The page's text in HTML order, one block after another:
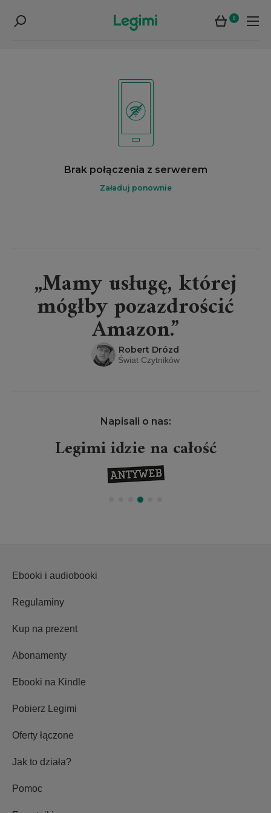
0
Brak połączenia z serwerem
Załaduj ponownie
„Mamy usługę, której
mógłby pozazdrościć
Amazon.”
Robert Drózd
Świat Czytników
Napisali o nas:
Legimi idzie na całość
Ebooki i audiobooki
Regulaminy
Kup na prezent
Abonamenty
Ebooki na Kindle
Pobierz Legimi
Oferty łączone
Jak to działa?
Pomoc